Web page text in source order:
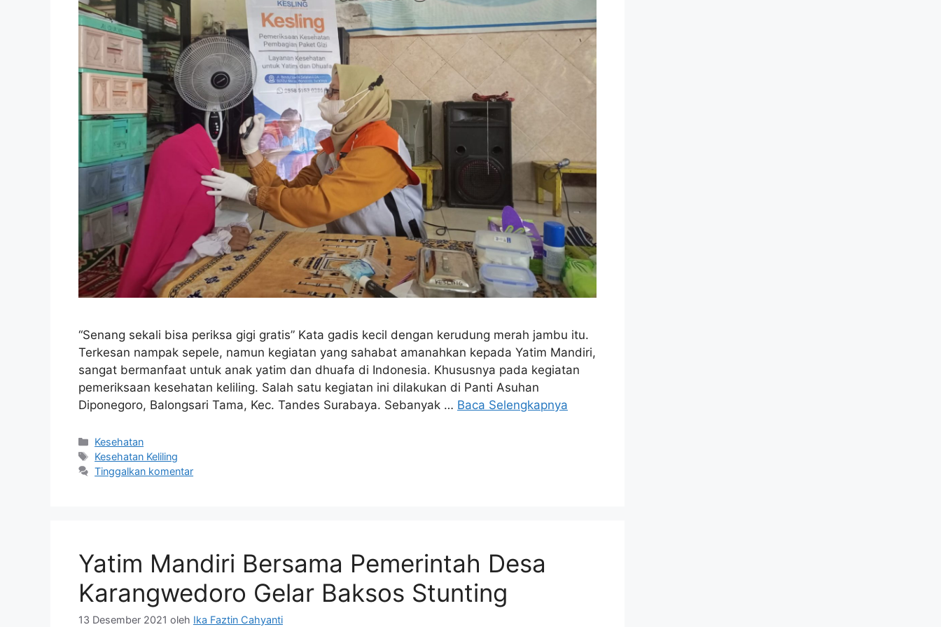
“Senang sekali bisa periksa gigi gratis” Kata gadis kecil dengan kerudung merah jambu itu.
Terkesan nampak sepele, namun kegiatan yang sahabat amanahkan kepada Yatim Mandiri,
sangat bermanfaat untuk anak yatim dan dhuafa di Indonesia. Khususnya pada kegiatan
pemeriksaan kesehatan keliling. Salah satu kegiatan ini dilakukan di Panti Asuhan
Diponegoro, Balongsari Tama, Kec. Tandes Surabaya. Sebanyak … Baca Selengkapnya
Kesehatan
Kesehatan Keliling
Tinggalkan komentar
Yatim Mandiri Bersama Pemerintah Desa
Karangwedoro Gelar Baksos Stunting
13 Desember 2021 oleh Ika Faztin Cahyanti